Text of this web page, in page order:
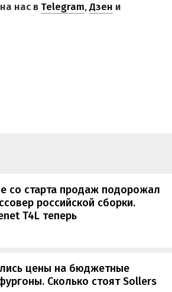
нас в Telegram,Дзен и
со старта продаж подорожал
российской сборки.
T4L теперь
цены на бюджетные
Сколько стоят Sollers